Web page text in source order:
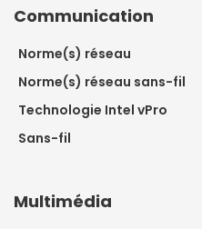
Communication
Norme(s) réseau
Norme(s) réseau sans-fil
Technologie Intel vPro
Sans-fil
Multimédia